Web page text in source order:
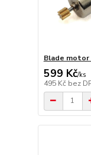
Blade motor
599 Kč/ks
495 Kč bez